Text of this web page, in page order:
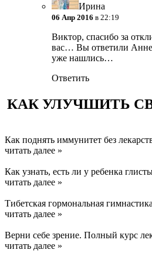
Ирина
06 Апр 2016 в 22:19
Виктор, спасибо за
вас… Вы ответили
уже нашлись…
Ответить
КАК УЛУЧШИТЬ
Как поднять иммунитет без
читать далее »
Как узнать, есть ли у ребенка
читать далее »
Тибетская гормональная
читать далее »
Верни себе зрение. Полный курс
читать далее »